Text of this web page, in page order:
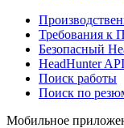
Требования к
Безопасный
HeadHunter API
Поиск работы
Поиск по
Мобильное